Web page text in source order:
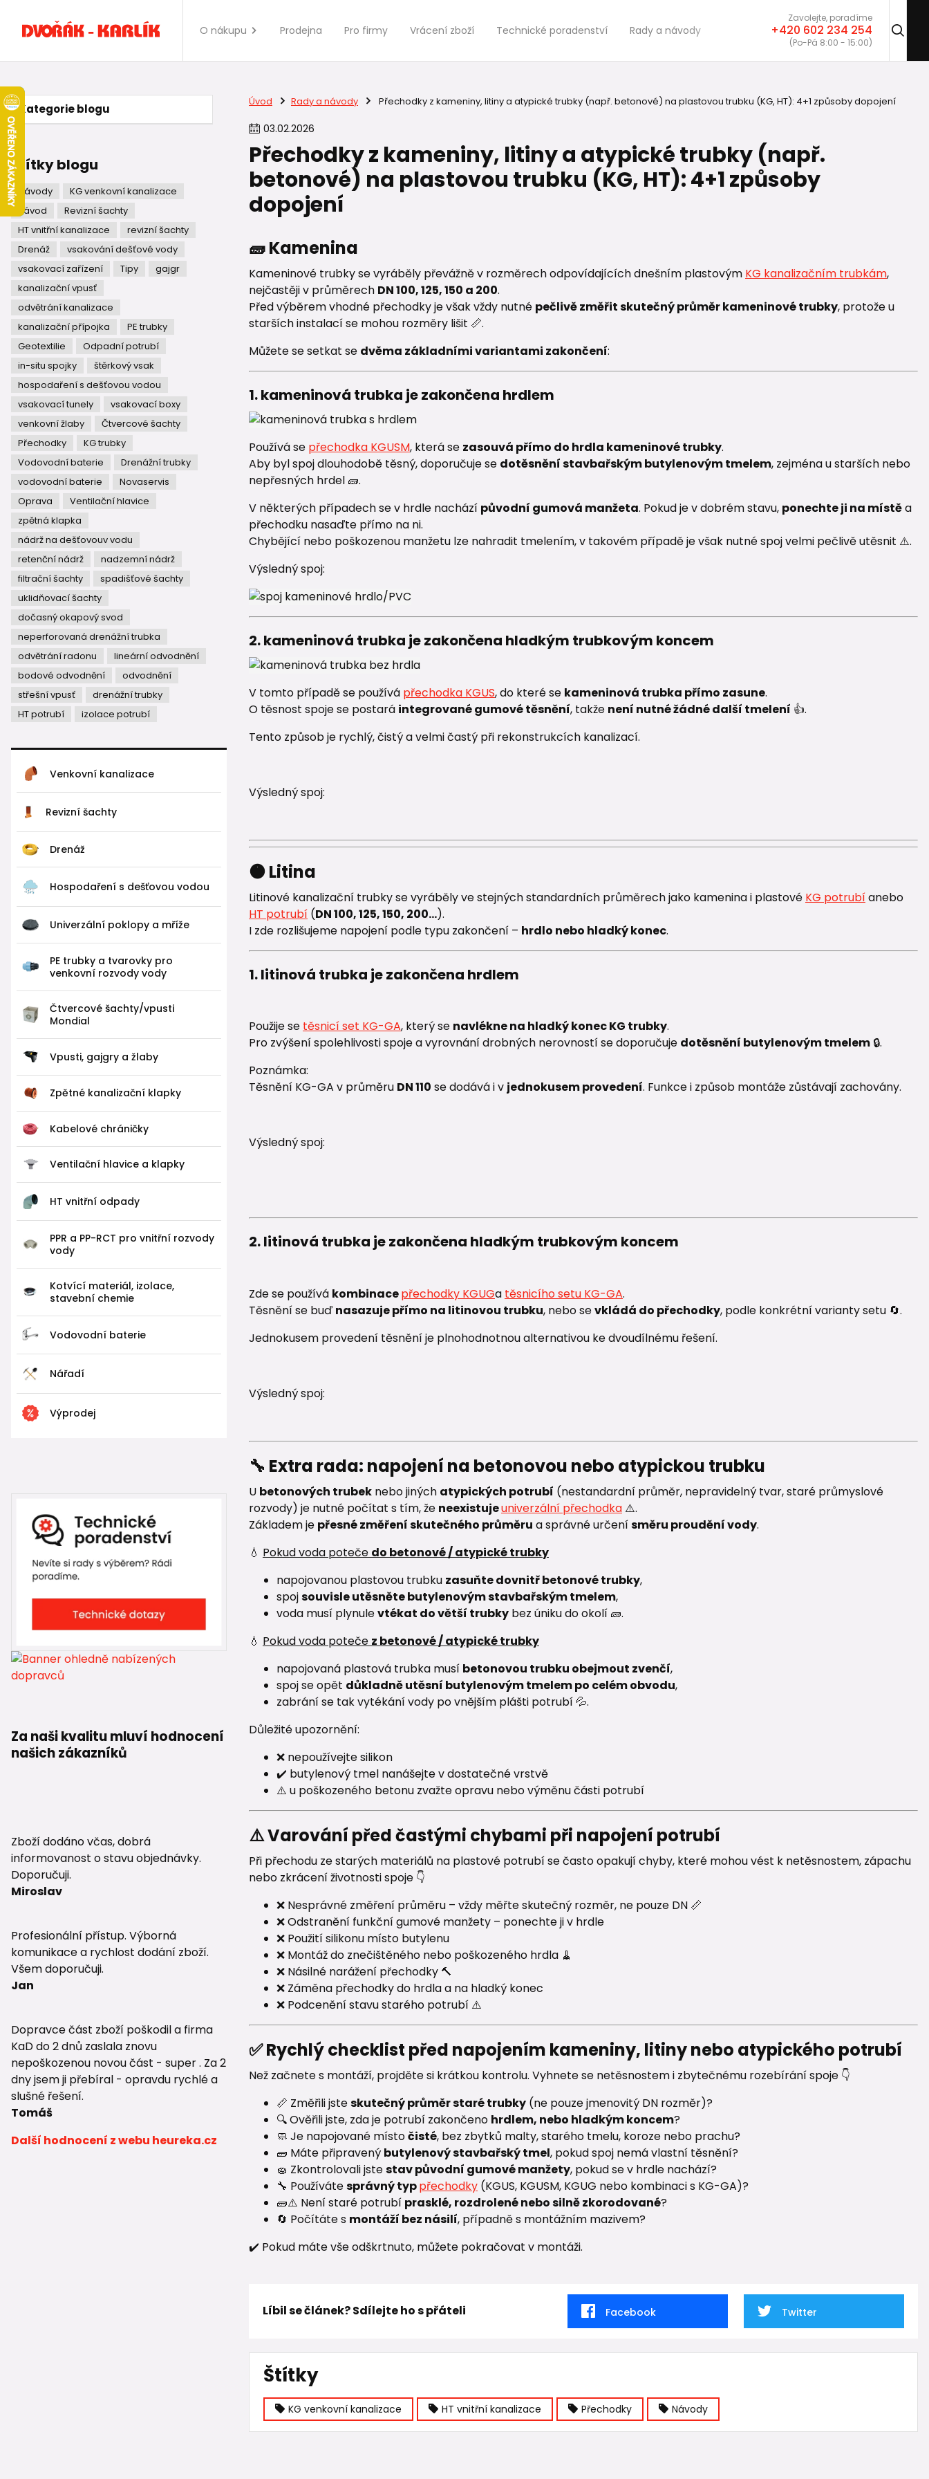
O nákupu Prodejna Pro firmy Vrácení zboží Technické poradenství Rady a návody
Zavolejte, poradíme
+420 602 234 254
(Po-Pá 8:00 - 15:00)
Kategorie blogu
Štítky blogu
Návody
KG venkovní kanalizace
návod
Revizní šachty
HT vnitřní kanalizace
revizní šachty
Drenáž
vsakování dešťové vody
vsakovací zařízení
Tipy
gajgr
kanalizační vpusť
odvětrání kanalizace
kanalizační přípojka
PE trubky
Geotextilie
Odpadní potrubí
in-situ spojky
štěrkový vsak
hospodaření s dešťovou vodou
vsakovací tunely
vsakovací boxy
venkovní žlaby
Čtvercové šachty
Přechodky
KG trubky
Vodovodní baterie
Drenážní trubky
vodovodní baterie
Novaservis
Oprava
Ventilační hlavice
zpětná klapka
nádrž na dešťovouv vodu
retenční nádrž
nadzemní nádrž
filtrační šachty
spadišťové šachty
uklidňovací šachty
dočasný okapový svod
neperforovaná drenážní trubka
odvětrání radonu
lineární odvodnění
bodové odvodnění
odvodnění
střešní vpusť
drenážní trubky
HT potrubí
izolace potrubí
Venkovní kanalizace
Revizní šachty
Drenáž
Hospodaření s dešťovou vodou
Univerzální poklopy a mříže
PE trubky a tvarovky pro
venkovní rozvody vody
Čtvercové šachty/vpusti
Mondial
Vpusti, gajgry a žlaby
Zpětné kanalizační klapky
Kabelové chráničky
Ventilační hlavice a klapky
HT vnitřní odpady
PPR a PP-RCT pro vnitřní rozvody
vody
Kotvící materiál, izolace,
stavební chemie
Vodovodní baterie
Nářadí
Výprodej
Za naši kvalitu mluví hodnocení
našich zákazníků
Zboží dodáno včas, dobrá
informovanost o stavu objednávky.
Doporučuji.
Miroslav
Profesionální přístup. Výborná
komunikace a rychlost dodání zboží.
Všem doporučuji.
Jan
Dopravce část zboží poškodil a firma
KaD do 2 dnů zaslala znovu
nepoškozenou novou část - super . Za 2
dny jsem ji přebíral - opravdu rychlé a
slušné řešení.
Tomáš
Další hodnocení z webu heureka.cz
Úvod Rady a návody Přechodky z kameniny, litiny a atypické trubky (např. betonové) na plastovou trubku (KG, HT): 4+1 způsoby dopojení
03.02.2026
Přechodky z kameniny, litiny a atypické trubky (např.
betonové) na plastovou trubku (KG, HT): 4+1 způsoby
dopojení
🧱 Kamenina
Kameninové trubky se vyráběly převážně v rozměrech odpovídajících dnešním plastovým KG kanalizačním trubkám,
nejčastěji v průměrech DN 100, 125, 150 a 200.
Před výběrem vhodné přechodky je však vždy nutné pečlivě změřit skutečný průměr kameninové trubky, protože u
starších instalací se mohou rozměry lišit 📏.
Můžete se setkat se dvěma základními variantami zakončení:
1. kameninová trubka je zakončena hrdlem
Používá se přechodka KGUSM, která se zasouvá přímo do hrdla kameninové trubky.
Aby byl spoj dlouhodobě těsný, doporučuje se dotěsnění stavbařským butylenovým tmelem, zejména u starších nebo
nepřesných hrdel 🧱.
V některých případech se v hrdle nachází původní gumová manžeta. Pokud je v dobrém stavu, ponechte ji na místěa
přechodku nasaďte přímo na ni.
Chybějící nebo poškozenou manžetu lze nahradit tmelením, v takovém případě je však nutné spoj velmi pečlivě utěsnit ⚠️.
Výsledný spoj:
2. kameninová trubka je zakončena hladkým trubkovým koncem
V tomto případě se používá přechodka KGUS, do které se kameninová trubka přímo zasune.
O těsnost spoje se postará integrované gumové těsnění, takže není nutné žádné další tmelení 👍.
Tento způsob je rychlý, čistý a velmi častý při rekonstrukcích kanalizací.
Výsledný spoj:
🟠 Litina
Litinové kanalizační trubky se vyráběly ve stejných standardních průměrech jako kamenina i plastové KG potrubíanebo
HT potrubí(DN 100, 125, 150, 200…).
I zde rozlišujeme napojení podle typu zakončení – hrdlo nebo hladký konec.
1. litinová trubka je zakončena hrdlem
Použije se těsnicí set KG-GA, který se navlékne na hladký konec KG trubky.
Pro zvýšení spolehlivosti spoje a vyrovnání drobných nerovností se doporučuje dotěsnění butylenovým tmelem🔒.
Poznámka:
Těsnění KG-GA v průměru DN 110 se dodává i v jednokusem provedení. Funkce i způsob montáže zůstávají zachovány.
Výsledný spoj:
2. litinová trubka je zakončena hladkým trubkovým koncem
Zde se používá kombinacepřechodky KGUGa těsnicího setu KG-GA.
Těsnění se buď nasazuje přímo na litinovou trubku, nebo sevkládá do přechodky, podle konkrétní varianty setu 🔄.
Jednokusem provedení těsnění je plnohodnotnou alternativou ke dvoudílnému řešení.
Výsledný spoj:
🔧 Extra rada: napojení na betonovou nebo atypickou trubku
U betonových trubeknebo jiných atypických potrubí (nestandardní průměr, nepravidelný tvar, staré průmyslové
rozvody) je nutné počítat s tím, že neexistujeuniverzální přechodka⚠️.
Základem je přesné změření skutečného průměru a správné určenísměru proudění vody.
💧 Pokud voda poteče do betonové / atypické trubky
napojovanou plastovou trubku zasuňte dovnitř betonové trubky,
spojsouvisle utěsněte butylenovým stavbařským tmelem,
voda musí plynulevtékat do větší trubkybez úniku do okolí 🧱.
💧 Pokud voda poteče z betonové / atypické trubky
napojovaná plastová trubka musí betonovou trubku obejmout zvenčí,
spoj se opět důkladně utěsní butylenovým tmelem po celém obvodu,
zabrání se tak vytékání vody po vnějším plášti potrubí 💦.
Důležité upozornění:
❌ nepoužívejte silikon
✔️ butylenový tmel nanášejte v dostatečné vrstvě
⚠️ u poškozeného betonu zvažte opravu nebo výměnu části potrubí
⚠️ Varování před častými chybami při napojení potrubí
Při přechodu ze starých materiálů na plastové potrubí se často opakují chyby, které mohou vést k netěsnostem, zápachu
nebo zkrácení životnosti spoje 👇
❌ Nesprávné změření průměru – vždy měřte skutečný rozměr, ne pouze DN 📏
❌ Odstranění funkční gumové manžety – ponechte ji v hrdle
❌ Použití silikonu místo butylenu
❌ Montáž do znečištěného nebo poškozeného hrdla 🧹
❌ Násilné narážení přechodky 🔨
❌ Záměna přechodky do hrdla a na hladký konec
❌ Podcenění stavu starého potrubí ⚠️
✅ Rychlý checklist před napojením kameniny, litiny nebo atypického potrubí
Než začnete s montáží, projděte si krátkou kontrolu. Vyhnete se netěsnostem i zbytečnému rozebírání spoje 👇
📏 Změřili jsteskutečný průměr staré trubky(ne pouze jmenovitý DN rozměr)?
🔍 Ověřili jste, zda je potrubí zakončeno hrdlem, nebo hladkým koncem?
🧼 Je napojované místočisté, bez zbytků malty, starého tmelu, koroze nebo prachu?
🧱 Máte připravený butylenový stavbařský tmel, pokud spoj nemá vlastní těsnění?
🧽 Zkontrolovali jstestav původní gumové manžety, pokud se v hrdle nachází?
🔧 Používátesprávný typpřechodky(KGUS, KGUSM, KGUG nebo kombinaci s KG-GA)?
🧱⚠️ Není staré potrubí prasklé, rozdrolené nebo silně zkorodované?
🔄 Počítáte s montáží bez násilí, případně s montážním mazivem?
✔️ Pokud máte vše odškrtnuto, můžete pokračovat v montáži.
Líbil se článek? Sdílejte ho s přáteli Facebook Twitter
Štítky
KG venkovní kanalizace HT vnitřní kanalizace Přechodky Návody